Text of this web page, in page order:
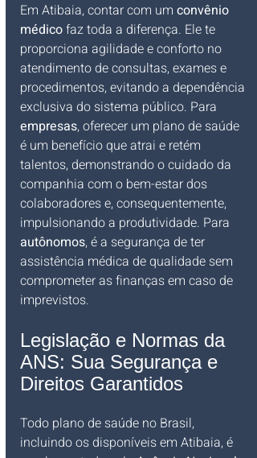
Em Atibaia, contar com um convênio
médico faz toda a diferença. Ele te
proporciona agilidade e conforto no
atendimento de consultas, exames e
procedimentos, evitando a dependência
exclusiva do sistema público. Para
empresas, oferecer um plano de saúde
é um benefício que atrai e retém
talentos, demonstrando o cuidado da
companhia com o bem-estar dos
colaboradores e, consequentemente,
impulsionando a produtividade. Para
autônomos, é a segurança de ter
assistência médica de qualidade sem
comprometer as finanças em caso de
imprevistos.
Legislação e Normas da
ANS: Sua Segurança e
Direitos Garantidos
Todo plano de saúde no Brasil,
incluindo os disponíveis em Atibaia, é